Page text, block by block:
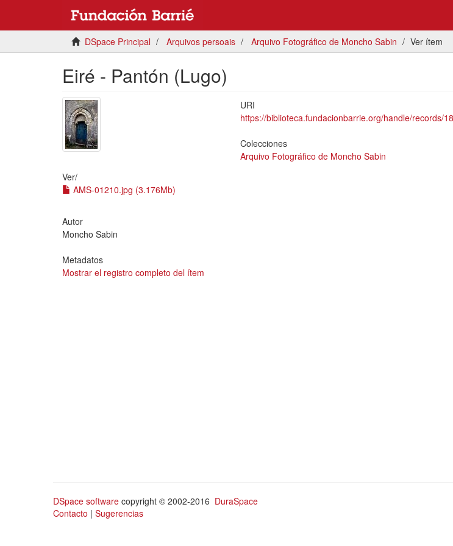
DSpace Principal Arquivos persoais Arquivo Fotográfico de Moncho Sabin Ver ítem
Eiré - Pantón (Lugo)
Ver/
AMS-01210.jpg (3.176Mb)
Autor
Moncho Sabin
Metadatos
Mostrar el registro completo del ítem
URI
https://biblioteca.fundacionbarrie.org/handle/records/
Colecciones
Arquivo Fotográfico de Moncho Sabin
DSpace software copyright © 2002-2016 DuraSpace
Contacto | Sugerencias